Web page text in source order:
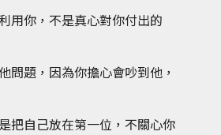
用你，不是真心對你付出的
問題，因為你擔心會吵到他，
把自己放在第一位，不關心你